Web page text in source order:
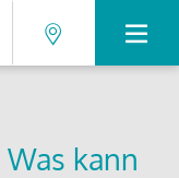
Was kann